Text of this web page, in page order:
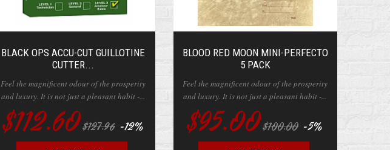
BLACK OPS ACCU-CUT GUILLOTINE
CUTTER...
Feel the magnificent odour of the prosperity
and luxury. It is not just a pleasant habit -...
$112.60$127.96 -12%
BLOOD RED MOON MINI-PERFECTO
5 PACK
Feel the magnificent odour of the prosperity
and luxury. It is not just a pleasant habit -...
$95.00$100.00 -5%